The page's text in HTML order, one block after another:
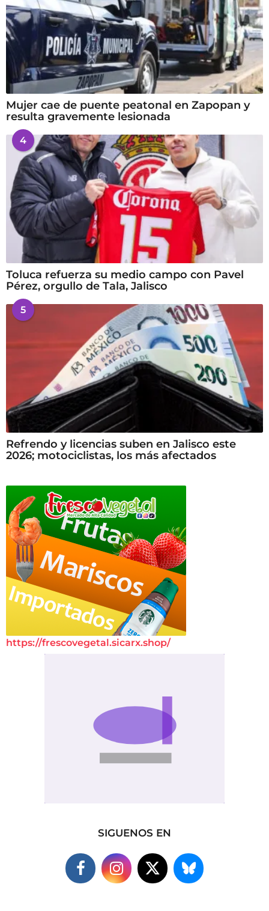
Mujer cae de puente peatonal en Zapopan y
resulta gravemente lesionada
4
Toluca refuerza su medio campo con Pavel
Pérez, orgullo de Tala, Jalisco
5
Refrendo y licencias suben en Jalisco este
2026; motociclistas, los más afectados
https://frescovegetal.sicarx.shop/
SIGUENOS EN